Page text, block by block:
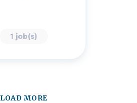
1 job(s)
LOAD MORE